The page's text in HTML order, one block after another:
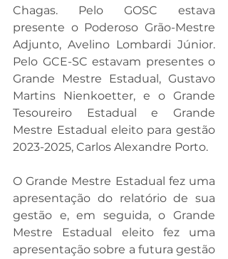
Chagas. Pelo GOSC estava
presente o Poderoso Grão-Mestre
Adjunto, Avelino Lombardi Júnior.
Pelo GCE-SC estavam presentes o
Grande Mestre Estadual, Gustavo
Martins Nienkoetter, e o Grande
Tesoureiro Estadual e Grande
Mestre Estadual eleito para gestão
2023-2025, Carlos Alexandre Porto.
O Grande Mestre Estadual fez uma
apresentação do relatório de sua
gestão e, em seguida, o Grande
Mestre Estadual eleito fez uma
apresentação sobre a futura gestão